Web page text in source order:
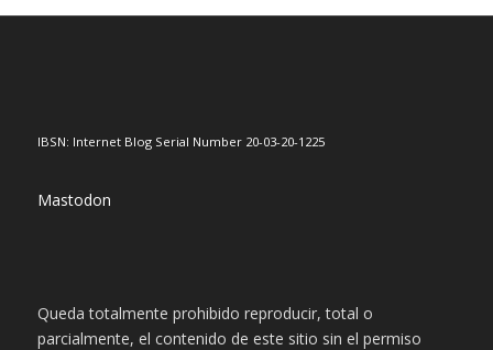
IBSN: Internet Blog Serial Number 20-03-20-1225
Mastodon
Queda totalmente prohibido reproducir, total o
parcialmente, el contenido de este sitio sin el permiso